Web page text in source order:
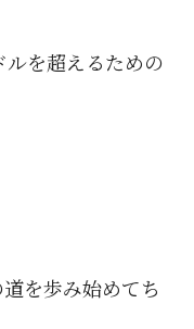
を超えるための
を歩み始めてち